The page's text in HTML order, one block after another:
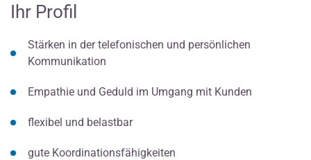
Ihr Profil
Stärken in der telefonischen und persönlichen
Kommunikation
Empathie und Geduld im Umgang mit Kunden
flexibel und belastbar
gute Koordinationsfähigkeiten